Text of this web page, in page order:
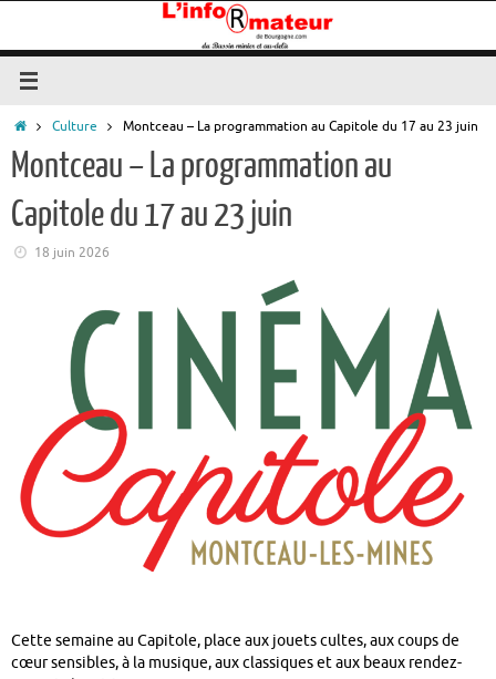
contenu
Accueil
Culture Montceau – La programmation au Capitole du 17 au 23 juin
Montceau – La programmation au
Capitole du 17 au 23 juin
18 juin 2026
Cette semaine au Capitole, place aux jouets cultes, aux coups de
cœur sensibles, à la musique, aux classiques et aux beaux rendez-